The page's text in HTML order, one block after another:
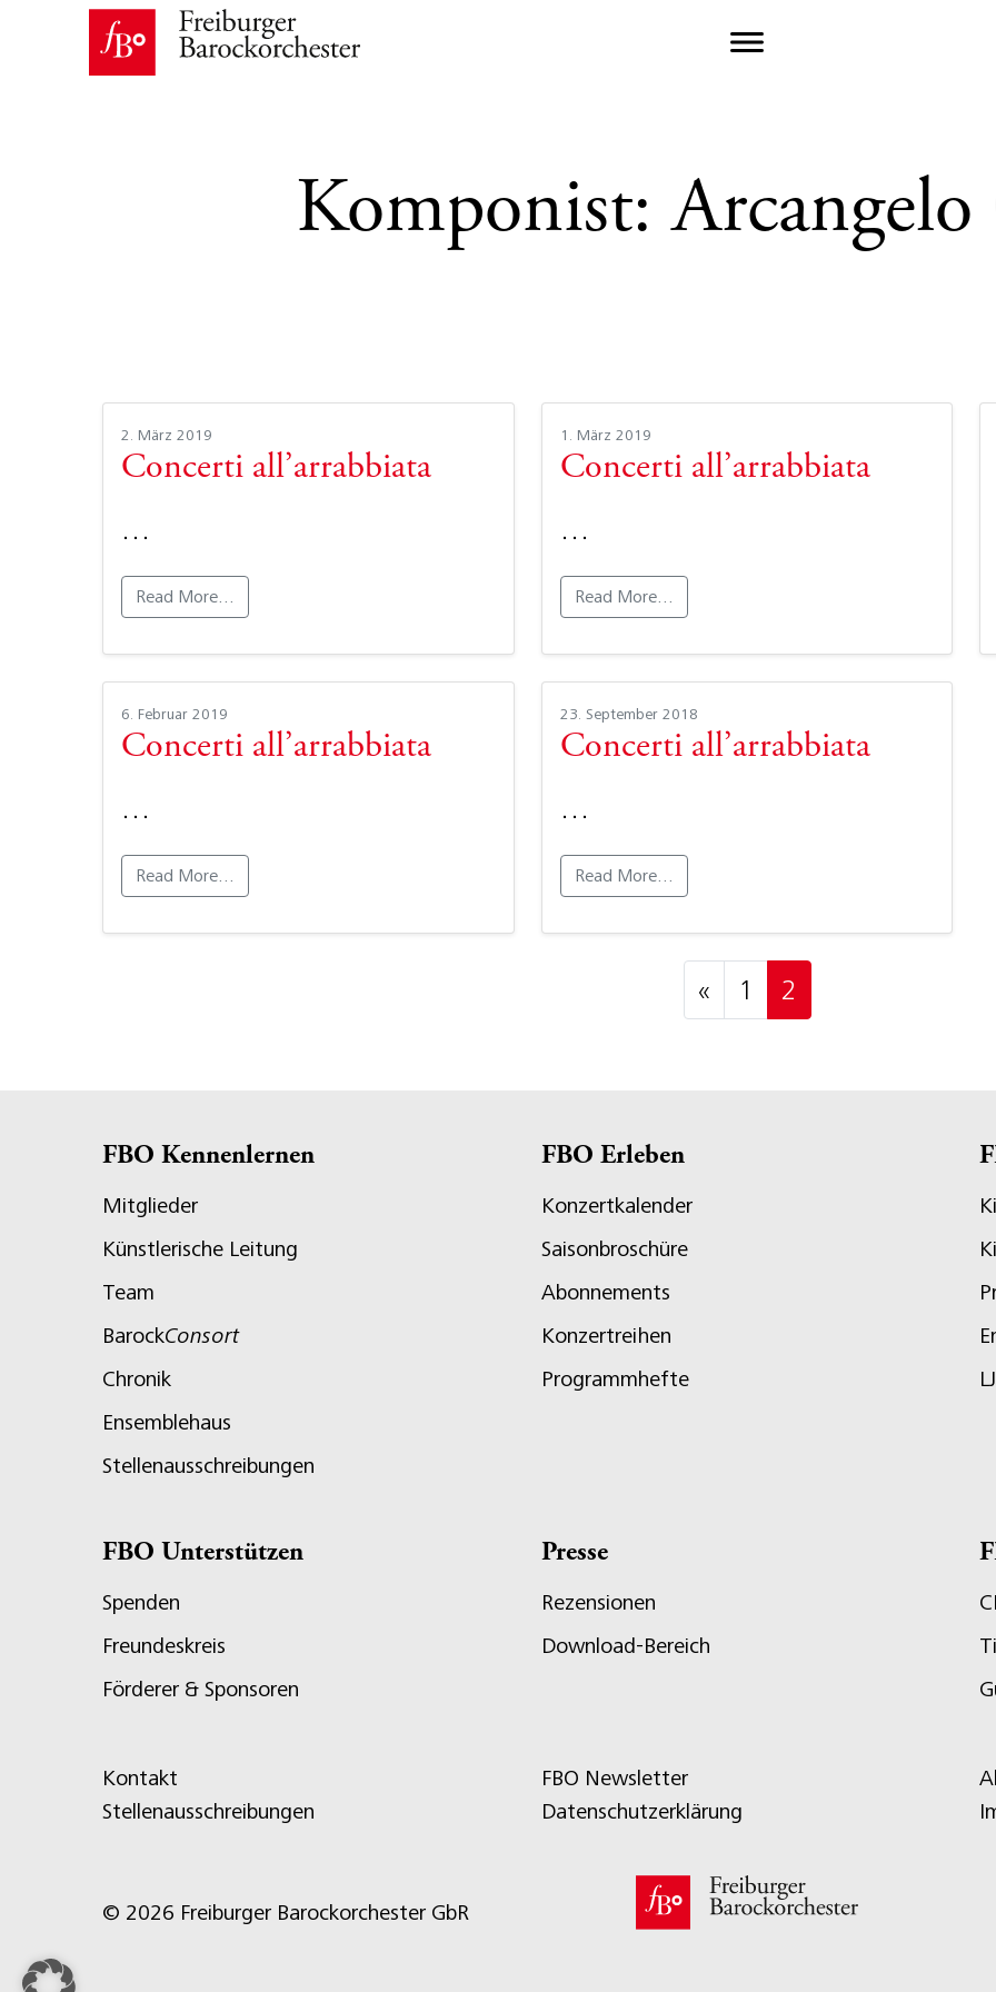
Komponist:
2. März 2019
Concerti all’arrabbiata
…
Read More…
1. März 2019
Concerti all’arrabbiata
…
Read More…
6. Februar 2019
Concerti all’arrabbiata
…
Read More…
23. September 2018
Concerti all’arrabbiata
…
Read More…
Posts navigation
« 1 2
FBO Kennenlernen
Mitglieder
Künstlerische Leitung
Team
BarockConsort
Chronik
Ensemblehaus
Stellenausschreibungen
FBO Erleben
Konzertkalender
Saisonbroschüre
Abonnements
Konzertreihen
Programmhefte
FBO Unterstützen
Spenden
Freundeskreis
Förderer & Sponsoren
Presse
Rezensionen
Download-Bereich
Kontakt FBO Newsletter
Stellenausschreibungen
Datenschutzerklärung
© 2026 Freiburger Barockorchester GbR